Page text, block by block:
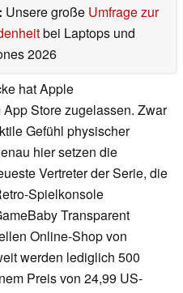
Unsere große Umfrage zur
bei Laptops und
2026
hat Apple
Store zugelassen. Zwar
Gefühl physischer
hier setzen die
Vertreter der Serie, die
Spielkonsole
Transparent
Online-Shop von
werden lediglich 500
Preis von 24,99 US-